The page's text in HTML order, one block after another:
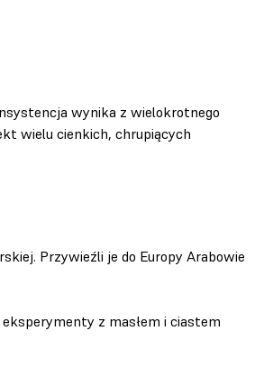
wynika z wielokrotnego
wielu cienkich, chrupiących
Przywieźli je do Europy Arabowie
z masłem i ciastem